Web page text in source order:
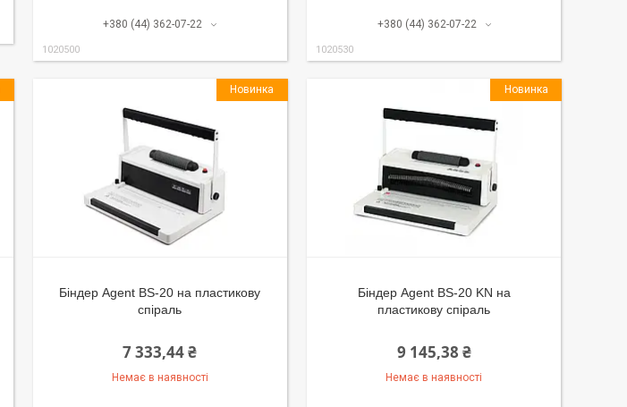
+380 (44) 362-07-22
1020500
+380 (44) 362-07-22
1020530
Новинка
Біндер Agent BS-20 на пластикову
спіраль
7 333,44 ₴
Немає в наявності
Новинка
Біндер Agent BS-20 KN на
пластикову спіраль
9 145,38 ₴
Немає в наявності